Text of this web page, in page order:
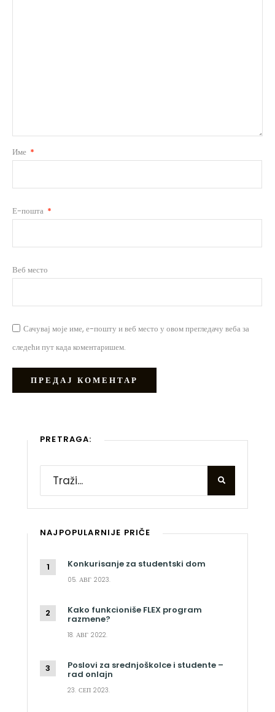
Име *
Е-пошта *
Веб место
Сачувај моје име, е-пошту и веб место у овом прегледачу веба за
следећи пут када коментаришем.
PRETRAGA:
NAJPOPULARNIJE PRIČE
Konkurisanje za studentski dom
05. АВГ 2023.
Kako funkcioniše FLEX program
razmene?
18. АВГ 2022.
Poslovi za srednjoškolce i studente –
rad onlajn
23. СЕП 2023.